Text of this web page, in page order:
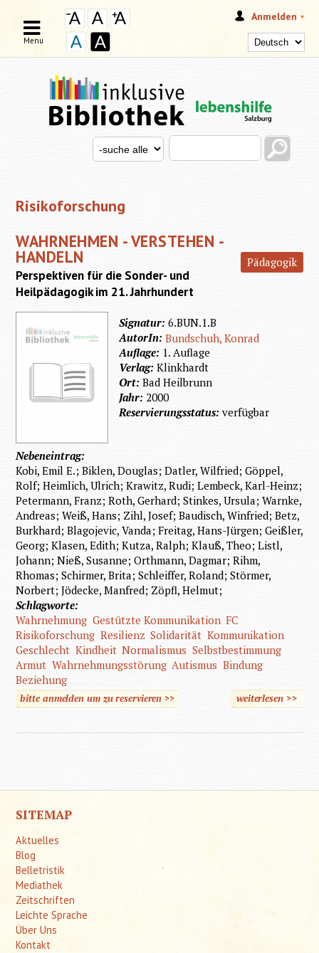
Anmelden
SUCHFORMULAR
Search this site
Search for
Menu
Risikoforschung
WAHRNEHMEN - VERSTEHEN -
HANDELN Pädagogik
Perspektiven für die Sonder- und
Heilpädagogik im 21. Jahrhundert
Signatur:6.BUN.1.B
AutorIn:Bundschuh, Konrad
Auflage: 1. Auflage
Verlag:Klinkhardt
Ort:Bad Heilbrunn
Jahr: 2000
Reservierungsstatus:verfügbar
Nebeneintrag:
Kobi, Emil E.; Biklen, Douglas; Datler, Wilfried; Göppel,
Rolf; Heimlich, Ulrich; Krawitz, Rudi; Lembeck, Karl-Heinz;
Petermann, Franz; Roth, Gerhard; Stinkes, Ursula; Warnke,
Andreas; Weiß, Hans; Zihl, Josef; Baudisch, Winfried; Betz,
Burkhard; Blagojevic, Vanda; Freitag, Hans-Jürgen; Geißler,
Georg; Klasen, Edith; Kutza, Ralph; Klauß, Theo; Listl,
Johann; Nieß, Susanne; Orthmann, Dagmar; Rihm,
Rhomas; Schirmer, Brita; Schleiffer, Roland; Störmer,
Norbert; Jödecke, Manfred; Zöpfl, Helmut;
Schlagworte:
Wahrnehmung Gestützte Kommunikation FC
Risikoforschung Resilienz Solidarität Kommunikation
Geschlecht Kindheit Normalismus Selbstbestimmung
Armut Wahrnehmungsstörung Autismus Bindung
Beziehung
bitte anmelden um zu reservieren >> weiterlesen>>
SITEMAP
Aktuelles
Blog
Belletristik
Mediathek
Zeitschriften
Leichte Sprache
Über Uns
Kontakt